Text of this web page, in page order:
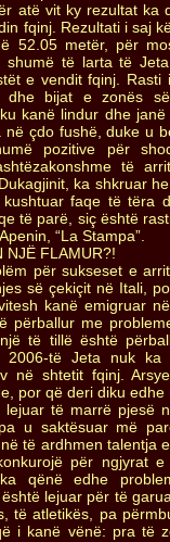
atë vit ky rezultat ka
fqinj. Rezultati i saj
52.05 metër, për
shumë të larta të
e vendit fqinj.
dhe bijat e zonës
kanë lindur dhe
në çdo fushë, duke u
pozitive për
të
ka shkruar
faqe të tëra
të parë, siç është
“La Stampa”.
NJË FLAMUR?!
për sukseset e
së çekiçit në Itali,
kanë emigruar
përballur me
të tillë është
2006-të Jeta nuk ka
në shtetit fqinj.
por që deri diku
lejuar të marrë pjesë
u saktësuar më
të ardhmen talentja
për ngjyrat
qënë edhe
lejuar për të
të atletikës, pa
i kanë vënë: pra të